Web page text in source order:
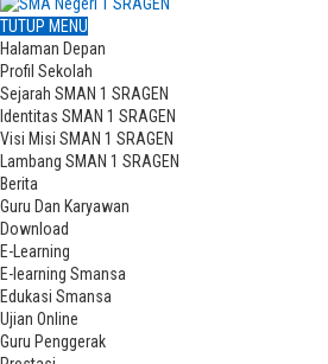
TUTUP MENU
Halaman Depan
Profil Sekolah
Sejarah SMAN 1 SRAGEN
Identitas SMAN 1 SRAGEN
Visi Misi SMAN 1 SRAGEN
Lambang SMAN 1 SRAGEN
Berita
Guru Dan Karyawan
Download
E-Learning
E-learning Smansa
Edukasi Smansa
Ujian Online
Guru Penggerak